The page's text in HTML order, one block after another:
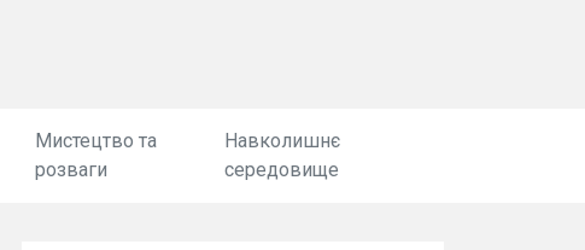
Мистецтво та
розваги
Навколишнє
середовище